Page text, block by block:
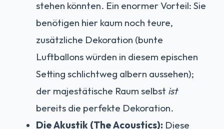
stehen könnten. Ein enormer Vorteil: Sie
benötigen hier kaum noch teure,
zusätzliche Dekoration (bunte
Luftballons würden in diesem epischen
Setting schlichtweg albern aussehen);
der majestätische Raum selbst ist
bereits die perfekte Dekoration.
Die Akustik (The Acoustics): Diese